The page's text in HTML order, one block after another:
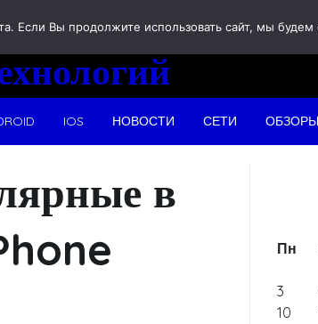
Новости
IOS НОВОСТИ СЕТИ
в
Пн
3
10
Вы продолжите использовать сайт, мы будем